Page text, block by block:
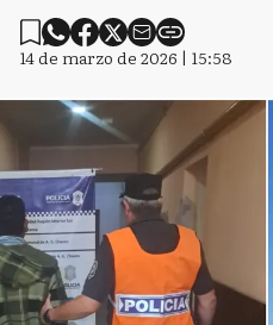
14 de marzo de 2026 | 15:58